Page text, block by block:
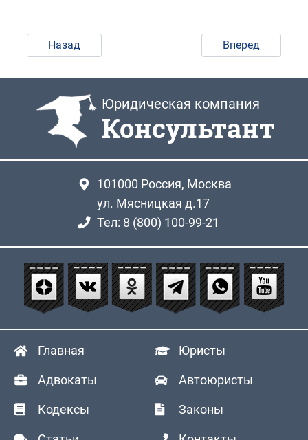
Назад Вперед
Юридическая компания
Консультант
101000 Россия, Москва
ул. Мясницкая д.17
Тел: 8 (800) 100-99-21
Главная Юристы
Адвокаты Автоюристы
Кодексы Законы